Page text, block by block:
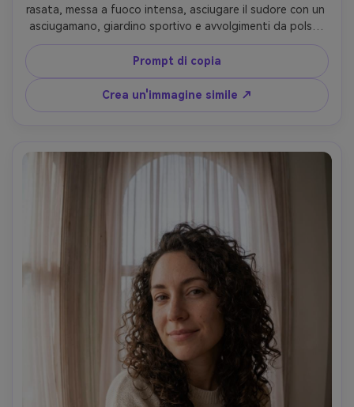
rasata, messa a fuoco intensa, asciugare il sudore con un
asciugamano, giardino sportivo e avvolgimenti da polso,
parete specchio della palestra con attrezzatura,
overhead fluorescente più riempimento softbox mirato,
Canon R3, obiettivo fisheye 8mm f/5.6, prospettiva
ravvicinata che curva la stanza mantenendo le
proporzioni naturali del viso, contrasto grinzoso,
Prompt di copia
Crea un'immagine simile ↗